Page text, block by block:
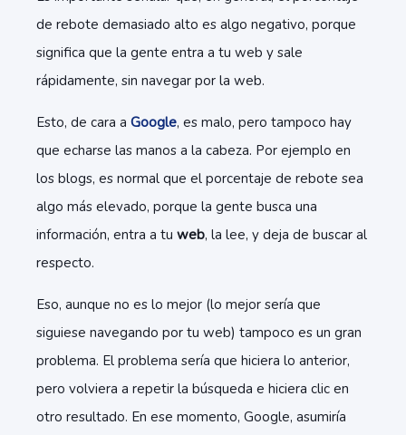
de rebote demasiado alto es algo negativo, porque
significa que la gente entra a tu web y sale
rápidamente, sin navegar por la web.
Esto, de cara a Google, es malo, pero tampoco hay
que echarse las manos a la cabeza. Por ejemplo en
los blogs, es normal que el porcentaje de rebote sea
algo más elevado, porque la gente busca una
información, entra a tu web, la lee, y deja de buscar al
respecto.
Eso, aunque no es lo mejor (lo mejor sería que
siguiese navegando por tu web) tampoco es un gran
problema. El problema sería que hiciera lo anterior,
pero volviera a repetir la búsqueda e hiciera clic en
otro resultado. En ese momento, Google, asumiría